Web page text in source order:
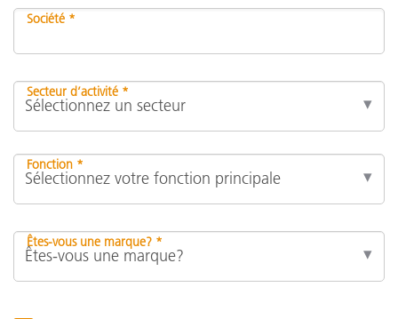
Société *
Secteur d’activité *
Fonction *
Êtes-vous une marque? *